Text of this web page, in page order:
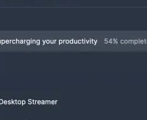
να καλείτε επαναλαμβανόμενες
Και το καλύτερο από όλα, το
χρειάζεστε σε περίπτωση που
στην αγορά.